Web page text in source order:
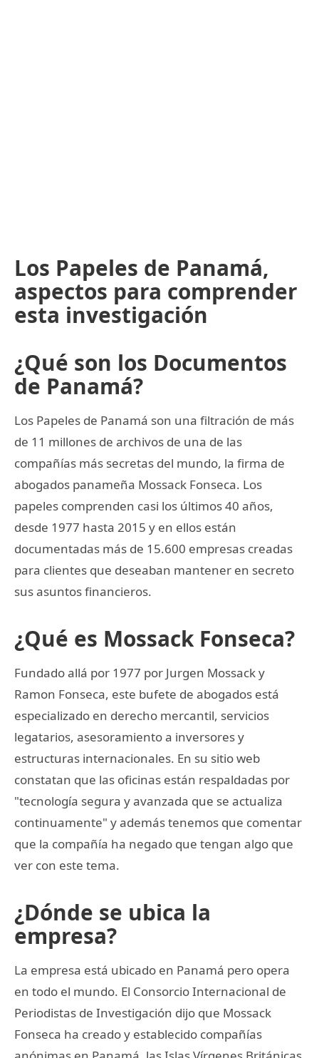
Los Papeles de Panamá,
aspectos para comprender
esta investigación
¿Qué son los Documentos
de Panamá?
Los Papeles de Panamá son una filtración de más
de 11 millones de archivos de una de las
compañías más secretas del mundo, la firma de
abogados panameña Mossack Fonseca. Los
papeles comprenden casi los últimos 40 años,
desde 1977 hasta 2015 y en ellos están
documentadas más de 15.600 empresas creadas
para clientes que deseaban mantener en secreto
sus asuntos financieros.
¿Qué es Mossack Fonseca?
Fundado allá por 1977 por Jurgen Mossack y
Ramon Fonseca, este bufete de abogados está
especializado en derecho mercantil, servicios
legatarios, asesoramiento a inversores y
estructuras internacionales. En su sitio web
constatan que las oficinas están respaldadas por
"tecnología segura y avanzada que se actualiza
continuamente" y además tenemos que comentar
que la compañía ha negado que tengan algo que
ver con este tema.
¿Dónde se ubica la
empresa?
La empresa está ubicado en Panamá pero opera
en todo el mundo. El Consorcio Internacional de
Periodistas de Investigación dijo que Mossack
Fonseca ha creado y establecido compañías